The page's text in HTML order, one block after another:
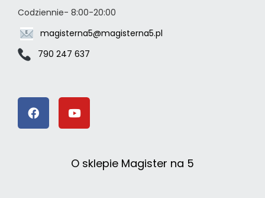
Codziennie- 8:00-20:00
magisterna5@magisterna5.pl
790 247 637
O sklepie Magister na 5